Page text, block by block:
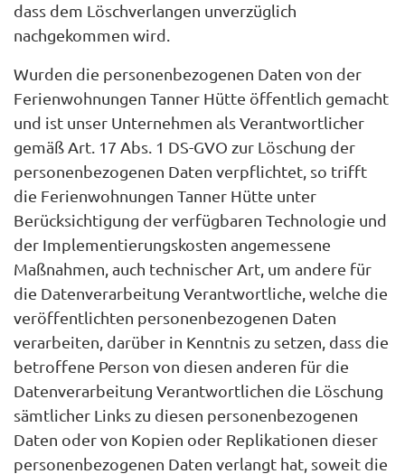
dass dem Löschverlangen unverzüglich
nachgekommen wird.
Wurden die personenbezogenen Daten von der
Ferienwohnungen Tanner Hütte öffentlich gemacht
und ist unser Unternehmen als Verantwortlicher
gemäß Art. 17 Abs. 1 DS-GVO zur Löschung der
personenbezogenen Daten verpflichtet, so trifft
die Ferienwohnungen Tanner Hütte unter
Berücksichtigung der verfügbaren Technologie und
der Implementierungskosten angemessene
Maßnahmen, auch technischer Art, um andere für
die Datenverarbeitung Verantwortliche, welche die
veröffentlichten personenbezogenen Daten
verarbeiten, darüber in Kenntnis zu setzen, dass die
betroffene Person von diesen anderen für die
Datenverarbeitung Verantwortlichen die Löschung
sämtlicher Links zu diesen personenbezogenen
Daten oder von Kopien oder Replikationen dieser
personenbezogenen Daten verlangt hat, soweit die